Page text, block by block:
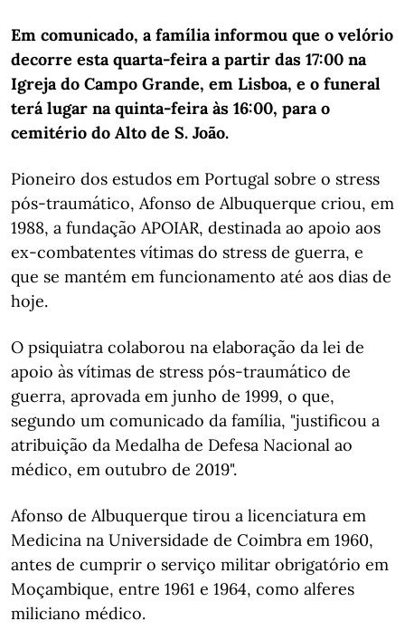
Em comunicado, a família informou que o velório
decorre esta quarta-feira a partir das 17:00 na
Igreja do Campo Grande, em Lisboa, e o funeral
terá lugar na quinta-feira às 16:00, para o
cemitério do Alto de S. João.
Pioneiro dos estudos em Portugal sobre o stress
pós-traumático, Afonso de Albuquerque criou, em
1988, a fundação APOIAR, destinada ao apoio aos
ex-combatentes vítimas do stress de guerra, e
que se mantém em funcionamento até aos dias de
hoje.
O psiquiatra colaborou na elaboração da lei de
apoio às vítimas de stress pós-traumático de
guerra, aprovada em junho de 1999, o que,
segundo um comunicado da família, "justificou a
atribuição da Medalha de Defesa Nacional ao
médico, em outubro de 2019".
Afonso de Albuquerque tirou a licenciatura em
Medicina na Universidade de Coimbra em 1960,
antes de cumprir o serviço militar obrigatório em
Moçambique, entre 1961 e 1964, como alferes
miliciano médico.